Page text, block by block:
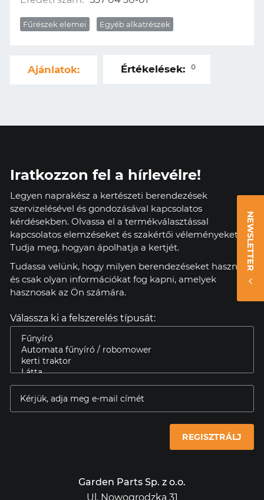
Fűrészek elemei Egyéb alkatrészek
Ajánlatok: Értékelések: 0
NEWSLETTER
Iratkozzon fel a hírlevélre!
Legyen naprakész a kertészeti berendezések
szervizelésével és gondozásával kapcsolatos
kérdésekben. Olvassa el a termékválasztással
kapcsolatos elemzéseket és szakértői véleményeket.
Tudja meg, hogyan ápolhatja a kertjét.
Tudassa velünk, hogy milyen berendezéseket használ,
és csak olyan információkat fog kapni, amelyek
hasznosak az Ön számára.
Válassza ki a felszerelés típusát:
REGISZTRÁLJ
Garden Parts Sp. z o.o.
Ul. Nowogrodzka 31